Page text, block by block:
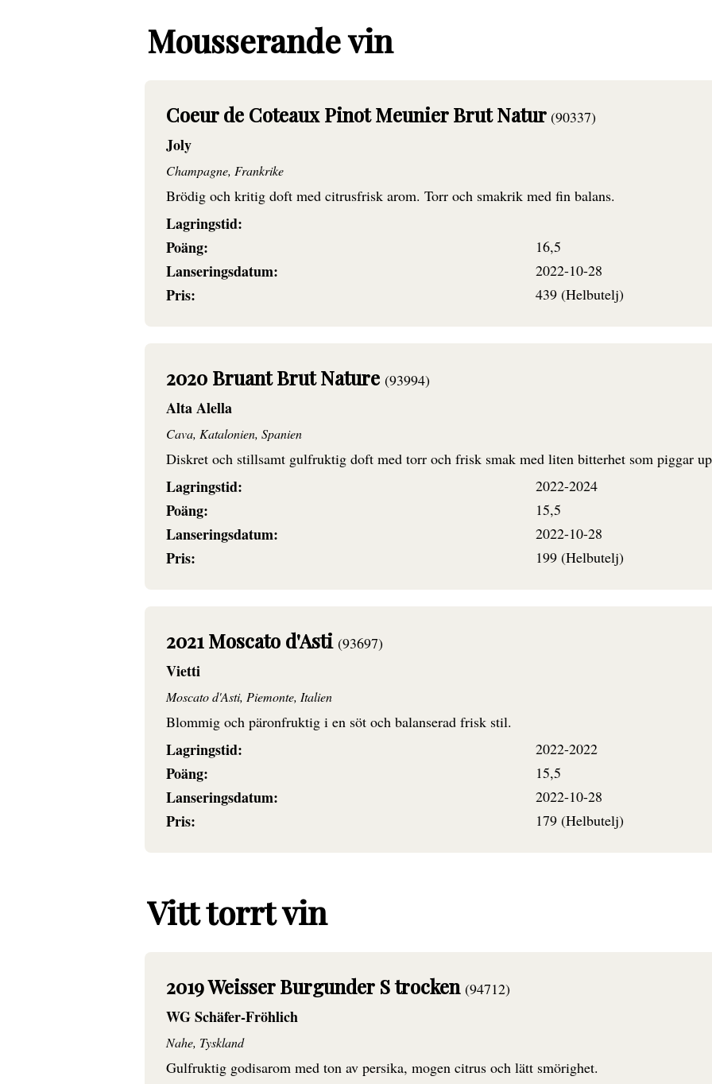
Mousserande vin
Coeur de Coteaux Pinot Meunier Brut Natur (90337)
Joly
Champagne, Frankrike
Brödig och kritig doft med citrusfrisk arom. Torr och smakrik med fin balans.
Lagringstid:
Poäng:
16,5
Lanseringsdatum: 2022-10-28
Pris: 439 (Helbutelj)
2020 Bruant Brut Nature (93994)
Alta Alella
Cava, Katalonien, Spanien
Diskret och stillsamt gulfruktig doft med torr och frisk smak med liten bitterhet som piggar
Lagringstid: 2022-2024
Poäng: 15,5
Lanseringsdatum: 2022-10-28
Pris: 199 (Helbutelj)
2021 Moscato d'Asti (93697)
Vietti
Moscato d'Asti, Piemonte, Italien
Blommig och päronfruktig i en söt och balanserad frisk stil.
Lagringstid: 2022-2022
Poäng: 15,5
Lanseringsdatum: 2022-10-28
Pris: 179 (Helbutelj)
Vitt torrt vin
2019 Weisser Burgunder S trocken (94712)
WG Schäfer-Fröhlich
Nahe, Tyskland
Gulfruktig godisarom med ton av persika, mogen citrus och lätt smörighet.